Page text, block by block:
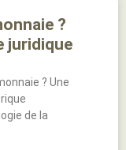
?
juridique
? Une
de la